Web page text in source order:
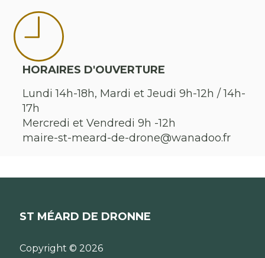
HORAIRES D'OUVERTURE
Lundi 14h-18h, Mardi et Jeudi 9h-12h / 14h-
17h
Mercredi et Vendredi 9h -12h
maire-st-meard-de-drone@wanadoo.fr
ST MÉARD DE DRONNE
Copyright © 2026